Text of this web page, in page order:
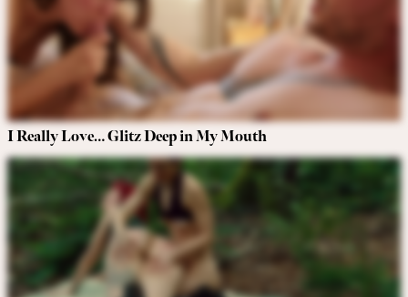
I Really Love… Glitz Deep in My Mouth